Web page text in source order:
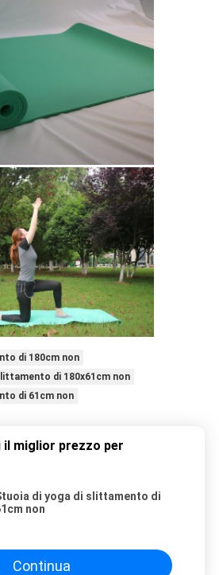
di 180cm non
di 180x61cm non
di 61cm non
il miglior prezzo per
di yoga di slittamento di
non
Continua